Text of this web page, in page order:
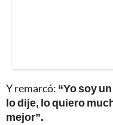
Y remarcó: “Yo soy
lo dije, lo quiero
mejor”.